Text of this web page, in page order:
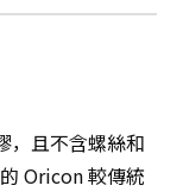
，且不含螺絲和
Oricon 較傳統